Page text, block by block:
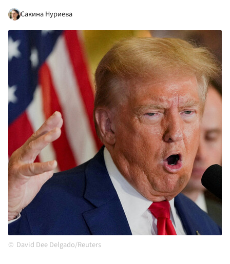
Сакина Нуриева
David Dee Delgado/Reuters